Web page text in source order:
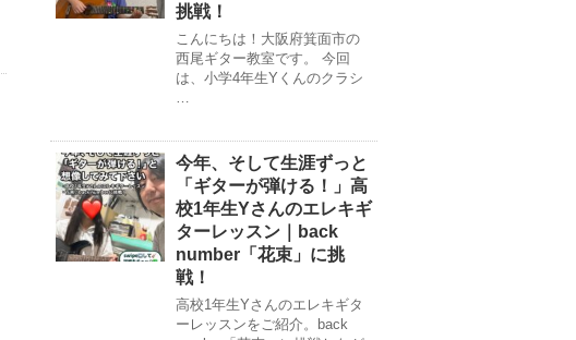
挑戦！
こんにちは！大阪府箕面市の
西尾ギター教室です。 今回
は、小学4年生Yくんのクラシ
…
今年、そして生涯ずっと
「ギターが弾ける！」高
校1年生Yさんのエレキギ
ターレッスン｜back
number「花束」に挑
戦！
高校1年生Yさんのエレキギタ
ーレッスンをご紹介。back